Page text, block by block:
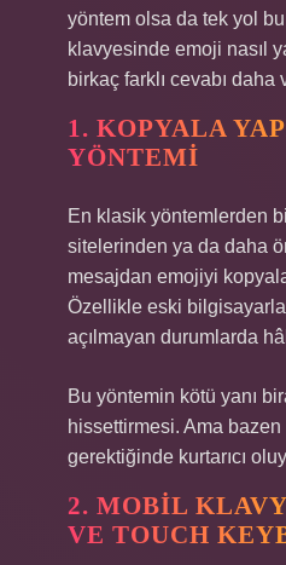
yöntem olsa da tek yol
klavyesinde emoji nasıl
birkaç farklı cevabı daha
1. KOPYALA
YÖNTEMI
En klasik yöntemlerden
sitelerinden ya da daha
mesajdan emojiyi
Özellikle eski
açılmayan durumlarda
Bu yöntemin kötü yanı
hissettirmesi. Ama bazen
gerektiğinde kurtarıcı
2. MOBIL
VE TOUCH